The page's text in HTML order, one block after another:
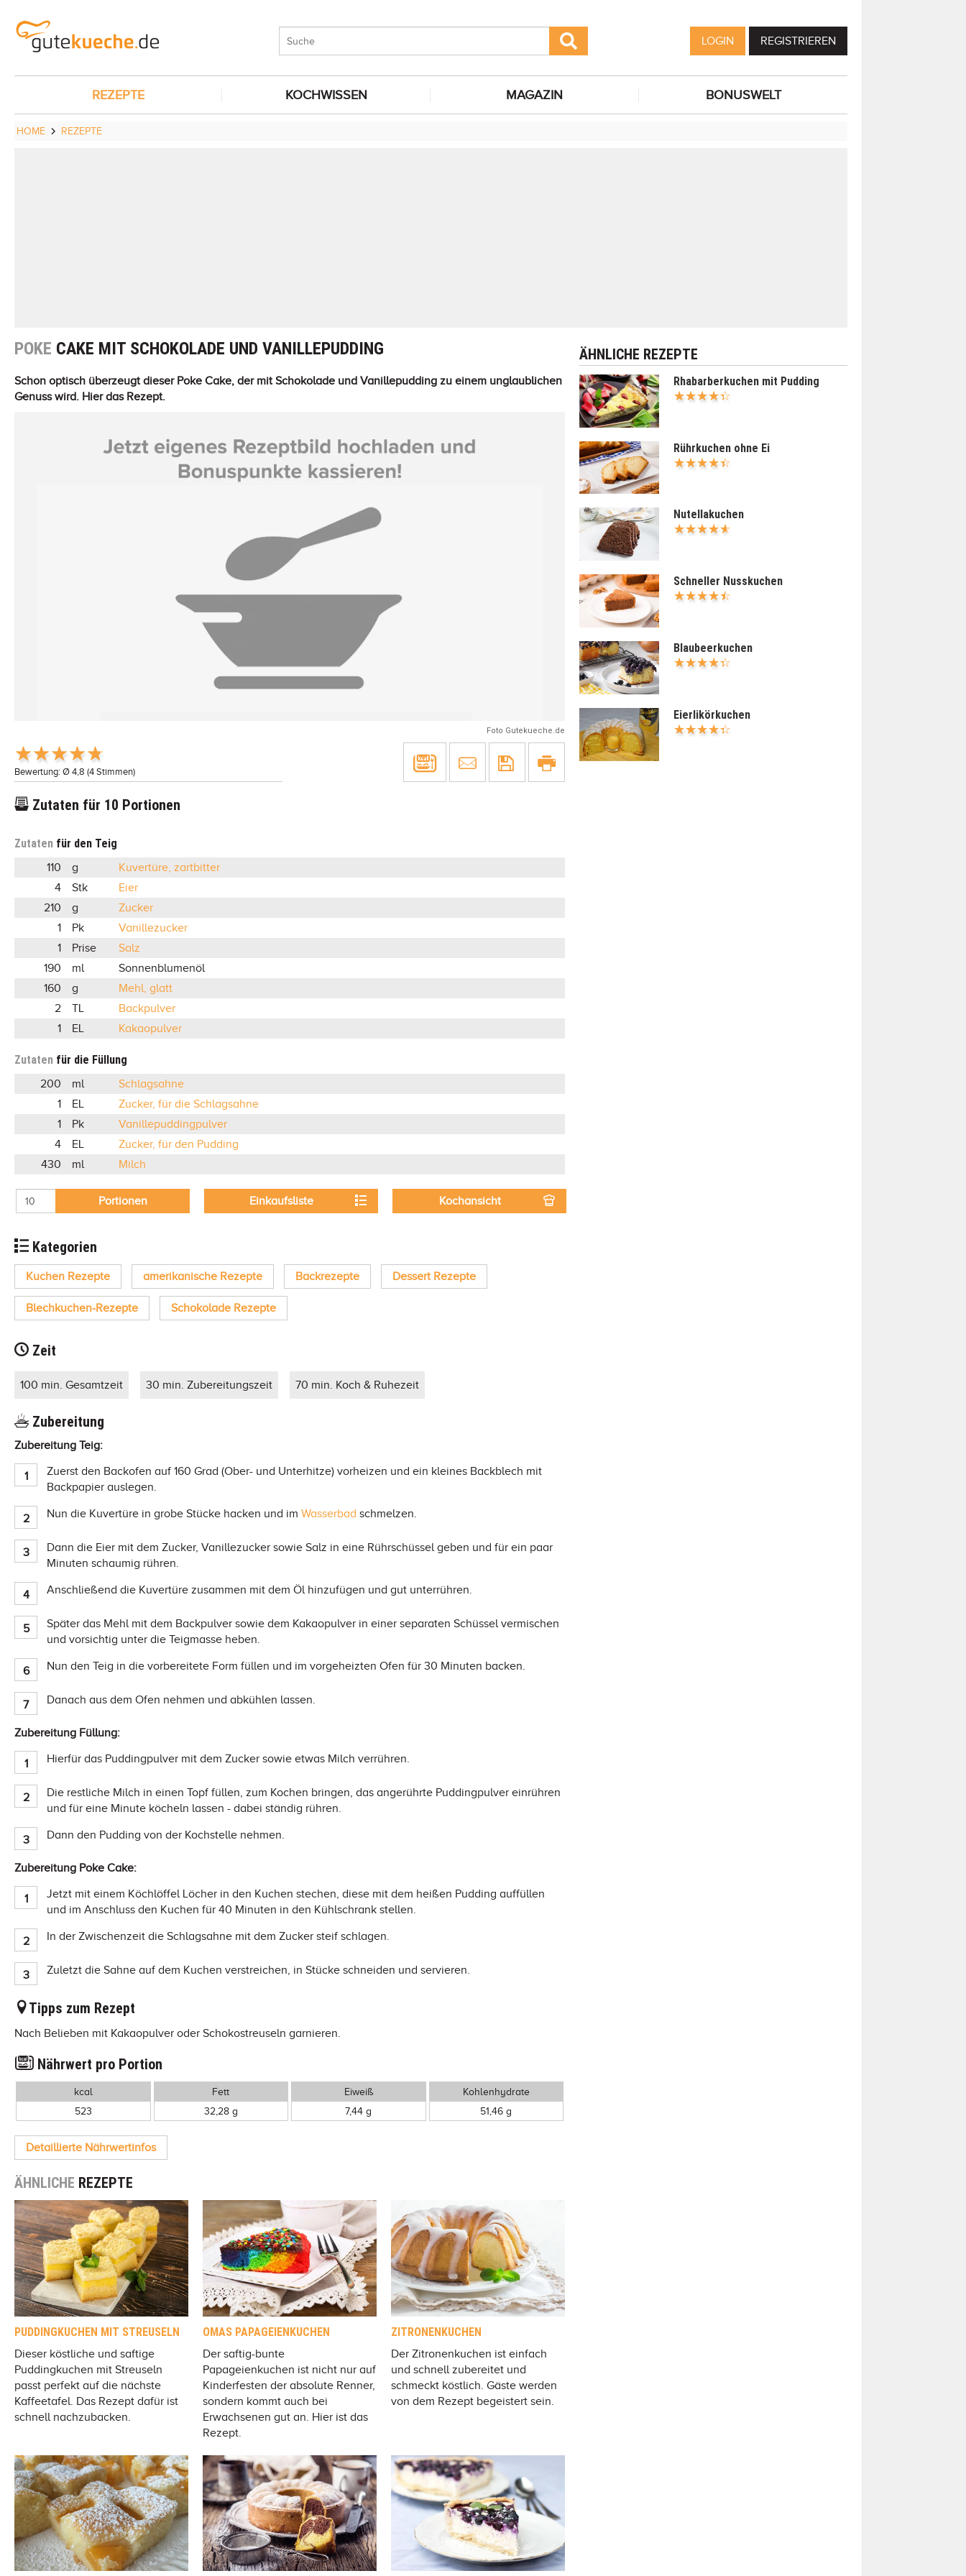
LOGIN REGISTRIEREN
REZEPTE KOCHWISSEN MAGAZIN BONUSWELT
HOME REZEPTE
POKE CAKE MIT SCHOKOLADE UND VANILLEPUDDING
Schon optisch überzeugt dieser Poke Cake, der mit Schokolade und Vanillepudding zu einem unglaublichen
Genuss wird. Hier das Rezept.
Foto Gutekueche.de
Bewertung: Ø 4,8 (4 Stimmen)
Zutaten für 10 Portionen
Zutaten für den Teig
110 g
Kuvertüre, zartbitter
4
Stk
Eier
210
g
Zucker
1
Pk
Vanillezucker
1
Prise
Salz
190
ml
Sonnenblumenöl
160
g
Mehl, glatt
2
TL
Backpulver
1
EL Kakaopulver
Zutaten für die Füllung
200 ml
Schlagsahne
1
EL
Zucker, für die Schlagsahne
1
Pk
Vanillepuddingpulver
4
EL
Zucker, für den Pudding
430
ml Milch
Portionen Einkaufsliste Kochansicht
Kategorien
Kuchen Rezepte amerikanische Rezepte Backrezepte Dessert Rezepte
Blechkuchen-Rezepte Schokolade Rezepte
Zeit
100 min. Gesamtzeit 30 min. Zubereitungszeit 70 min. Koch & Ruhezeit
Zubereitung
Zubereitung Teig:
Zuerst den Backofen auf 160 Grad (Ober- und Unterhitze) vorheizen und ein kleines Backblech mit
Backpapier auslegen.
Nun die Kuvertüre in grobe Stücke hacken und im Wasserbad schmelzen.
Dann die Eier mit dem Zucker, Vanillezucker sowie Salz in eine Rührschüssel geben und für ein paar
Minuten schaumig rühren.
Anschließend die Kuvertüre zusammen mit dem Öl hinzufügen und gut unterrühren.
Später das Mehl mit dem Backpulver sowie dem Kakaopulver in einer separaten Schüssel vermischen
und vorsichtig unter die Teigmasse heben.
Nun den Teig in die vorbereitete Form füllen und im vorgeheizten Ofen für 30 Minuten backen.
Danach aus dem Ofen nehmen und abkühlen lassen.
Zubereitung Füllung:
Hierfür das Puddingpulver mit dem Zucker sowie etwas Milch verrühren.
Die restliche Milch in einen Topf füllen, zum Kochen bringen, das angerührte Puddingpulver einrühren
und für eine Minute köcheln lassen - dabei ständig rühren.
Dann den Pudding von der Kochstelle nehmen.
Zubereitung Poke Cake:
Jetzt mit einem Köchlöffel Löcher in den Kuchen stechen, diese mit dem heißen Pudding auffüllen
und im Anschluss den Kuchen für 40 Minuten in den Kühlschrank stellen.
In der Zwischenzeit die Schlagsahne mit dem Zucker steif schlagen.
Zuletzt die Sahne auf dem Kuchen verstreichen, in Stücke schneiden und servieren.
Tipps zum Rezept
Nach Belieben mit Kakaopulver oder Schokostreuseln garnieren.
Nährwert pro Portion
kcal
523
Fett
32,28 g
Eiweiß
7,44 g
Kohlenhydrate
51,46 g
Detaillierte Nährwertinfos
ÄHNLICHE REZEPTE
PUDDINGKUCHEN MIT STREUSELN
Dieser köstliche und saftige
Puddingkuchen mit Streuseln
passt perfekt auf die nächste
Kaffeetafel. Das Rezept dafür ist
schnell nachzubacken.
OMAS PAPAGEIENKUCHEN
Der saftig-bunte
Papageienkuchen ist nicht nur auf
Kinderfesten der absolute Renner,
sondern kommt auch bei
Erwachsenen gut an. Hier ist das
Rezept.
ZITRONENKUCHEN
Der Zitronenkuchen ist einfach
und schnell zubereitet und
schmeckt köstlich. Gäste werden
von dem Rezept begeistert sein.
ÄHNLICHE REZEPTE
Rhabarberkuchen mit Pudding
Rührkuchen ohne Ei
Nutellakuchen
Schneller Nusskuchen
Blaubeerkuchen
Eierlikörkuchen